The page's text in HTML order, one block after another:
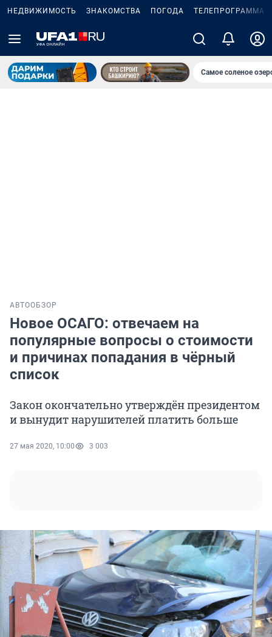
НЕДВИЖИМОСТЬ ЗНАКОМСТВА ПОГОДА ТЕЛЕПРОГРАММА
Самое соленое
АВТООБЗОР
Новое ОСАГО: отвечаем на
популярные вопросы о стоимости
и причинах попадания в чёрный
список
Закон окончательно утверждён президентом
и вынудит нарушителей платить больше
27 мая 2020, 10:00 3 003